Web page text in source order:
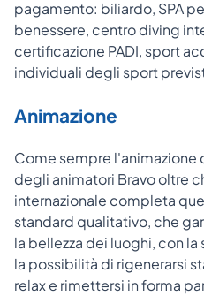
pagamento: biliardo, SPA
benessere, centro diving
certificazione PADI, sport
individuali degli sport
Animazione
Come sempre
degli animatori Bravo oltre
internazionale completa
standard qualitativo, che
la bellezza dei luoghi, con
la possibilità di rigenerarsi
relax e rimettersi in forma